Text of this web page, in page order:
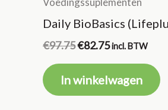
Daily BioBasics
€97.75Oorspronkelijke
€97.75.
€82.75Huidige
€82.75.
incl. BTW
In winkelwagen